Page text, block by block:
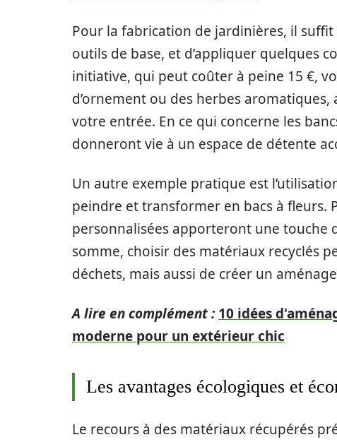
Pour la fabrication de jardinières, il
outils de base, et d’appliquer quelques
initiative, qui peut coûter à peine 15 €,
d’ornement ou des herbes
votre entrée. En ce qui concerne les
donneront vie à un espace de détente
Un autre exemple pratique est
peindre et transformer en bacs à fleurs.
personnalisées apporteront une touche
somme, choisir des matériaux recyclés
déchets, mais aussi de créer un
A lire en complément : 10 idées
moderne pour un extérieur chic
Les avantages écologiques et
Le recours à des matériaux récupérés